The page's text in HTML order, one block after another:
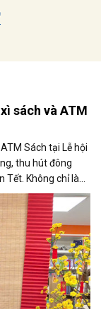
sách và ATM
Sách tại Lễ hội
thu hút đông
Tết. Không chỉ là
đến một hình
thái văn hóa đọc